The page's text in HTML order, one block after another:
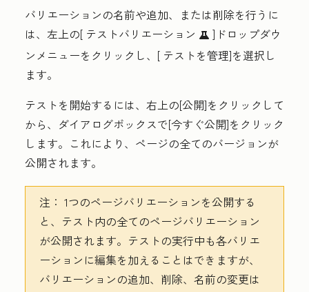
バリエーションの名前や追加、または削除を行うに
は、左上の[ テストバリエーション testIcon ]ドロップダウ
ンメニューをクリックし、[ テストを管理]を選択し
ます。
テストを開始するには、右上の[公開]をクリックして
から、ダイアログボックスで[今すぐ公開]をクリック
します。これにより、ページの全てのバージョンが
公開されます。
注： 1つのページバリエーションを公開する
と、テスト内の全てのページバリエーション
が公開されます。テストの実行中も各バリエ
ーションに編集を加えることはできますが、
バリエーションの追加、削除、名前の変更は